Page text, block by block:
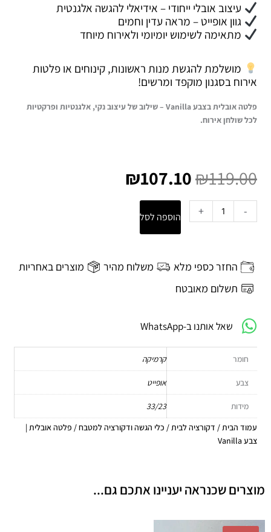
עמוד הבית/ דקורציה לבית/ כלי הגשה ודקורציה למטבח/ פלטה אובלית |
צבע Vanilla
עיצוב אובלי ייחודי – אידיאלי להגשה אלגנטית
גוון אופייט – מראה עדין וחמים
מתאימה לשימוש יומיומי ולאירוח מיוחד
מושלמת להגשת מנות ראשונות, קינוחים או פלטות
אירוח בסגנון מוקפד ומרשים!
פלטה אובלית בצבע Vanilla – שילוב של עיצוב נקי, אלגנטיות ופרקטיות
לכל שולחן אירוח.
₪119.00 המקורי
היה:
₪119.00.
₪107.10
-
של
צבע
Vanilla
+ הוספה לסל
החזר כספי מלא משלוח מהיר
מוצרים באחריות
תשלום מאובטח
שאל אותנו ב-WhatsApp
חומר קרמיקה
צבע אופייט
מידות 33/23
מוצרים שכנראה יעניינו אתכם גם...